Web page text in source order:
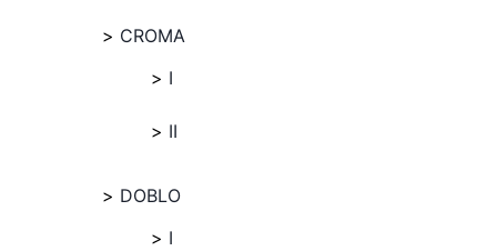
CROMA
I
II
DOBLO
I